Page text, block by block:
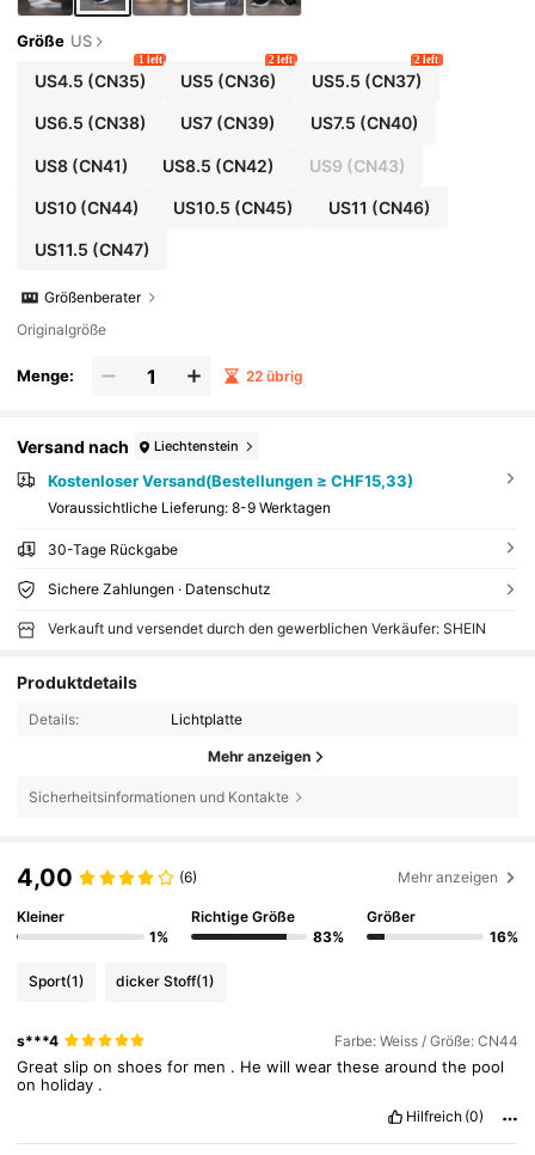
Größe US
US4.5 (CN35)
1 left
US5 (CN36)
2 left
US5.5 (CN37)
2 left
US6.5 (CN38) US7 (CN39) US7.5 (CN40)
US8(CN41) US8.5 (CN42) US9 (CN43)
US10(CN44) US10.5 (CN45) US11 (CN46)
US11.5 (CN47)
Größenberater
Originalgröße
Menge: 22 übrig
Versand nach Liechtenstein
Kostenloser Versand(Bestellungen ≥ CHF15,33)
Voraussichtliche Lieferung: 8-9 Werktagen
30-Tage Rückgabe
Sichere Zahlungen · Datenschutz
Verkauft und versendet durch den gewerblichen Verkäufer: SHEIN
Produktdetails
Details: Lichtplatte
Mehr anzeigen
Sicherheitsinformationen und Kontakte
4,00 (6) Mehr anzeigen
Kleiner
1%
Richtige Größe
83%
Größer
16%
Sport(1) dicker Stoff(1)
s***4 Farbe: Weiss / Größe: CN44
Greatsliponshoesfor men . Hewillwearthesearoundthe pool
on holiday .
Hilfreich (0)